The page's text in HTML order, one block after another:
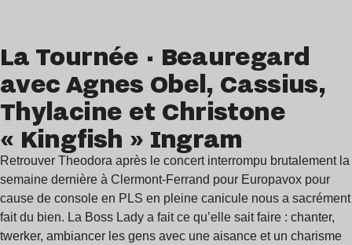
La Tournée · Beauregard
avec Agnes Obel, Cassius,
Thylacine et Christone
« Kingfish » Ingram
Retrouver Theodora après le concert interrompu brutalement la
semaine dernière à Clermont-Ferrand pour Europavox pour
cause de console en PLS en pleine canicule nous a sacrément
fait du bien. La Boss Lady a fait ce qu’elle sait faire : chanter,
twerker, ambiancer les gens avec une aisance et un charisme